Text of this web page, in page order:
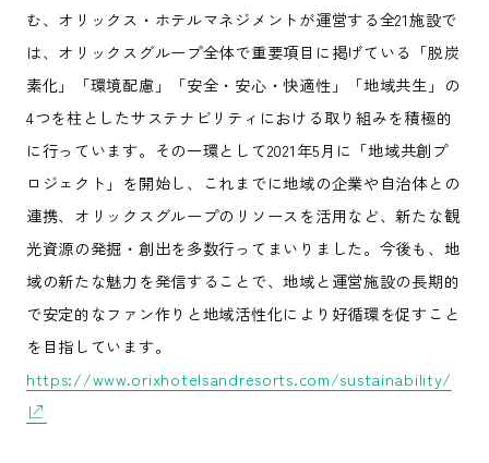
む、オリックス・ホテルマネジメントが運営する全21施設で
は、オリックスグループ全体で重要項目に掲げている「脱炭
素化」「環境配慮」「安全・安心・快適性」「地域共生」の
4つを柱としたサステナビリティにおける取り組みを積極的
に行っています。その一環として2021年5月に「地域共創プ
ロジェクト」を開始し、これまでに地域の企業や自治体との
連携、オリックスグループのリソースを活用など、新たな観
光資源の発掘・創出を多数行ってまいりました。今後も、地
域の新たな魅力を発信することで、地域と運営施設の長期的
で安定的なファン作りと地域活性化により好循環を促すこと
を目指しています。
https://www.orixhotelsandresorts.com/sustainability/